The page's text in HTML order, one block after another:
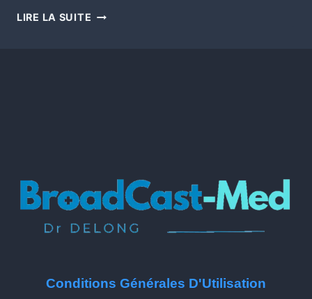
LIRE LA SUITE
Conditions Générales D'Utilisation